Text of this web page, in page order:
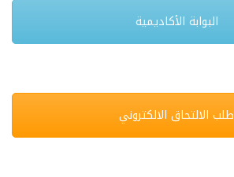
البوابة الأكاديمية
طلب الالتحاق الالكتروني